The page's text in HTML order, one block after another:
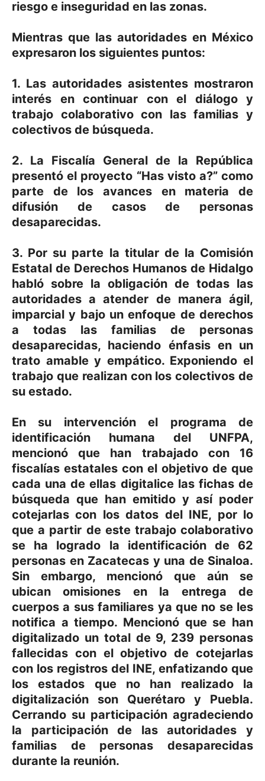
riesgo e inseguridad en las zonas.
Mientras que las autoridades en México
expresaron los siguientes puntos:
1. Las autoridades asistentes mostraron
interés en continuar con el diálogo y
trabajo colaborativo con las familias y
colectivos de búsqueda.
2. La Fiscalía General de la República
presentó el proyecto “Has visto a?” como
parte de los avances en materia de
difusión de casos de personas
desaparecidas.
3. Por su parte la titular de la Comisión
Estatal de Derechos Humanos de Hidalgo
habló sobre la obligación de todas las
autoridades a atender de manera ágil,
imparcial y bajo un enfoque de derechos
a todas las familias de personas
desaparecidas, haciendo énfasis en un
trato amable y empático. Exponiendo el
trabajo que realizan con los colectivos de
su estado.
En su intervención el programa de
identificación humana del UNFPA,
mencionó que han trabajado con 16
fiscalías estatales con el objetivo de que
cada una de ellas digitalice las fichas de
búsqueda que han emitido y así poder
cotejarlas con los datos del INE, por lo
que a partir de este trabajo colaborativo
se ha logrado la identificación de 62
personas en Zacatecas y una de Sinaloa.
Sin embargo, mencionó que aún se
ubican omisiones en la entrega de
cuerpos a sus familiares ya que no se les
notifica a tiempo. Mencionó que se han
digitalizado un total de 9, 239 personas
fallecidas con el objetivo de cotejarlas
con los registros del INE, enfatizando que
los estados que no han realizado la
digitalización son Querétaro y Puebla.
Cerrando su participación agradeciendo
la participación de las autoridades y
familias de personas desaparecidas
durante la reunión.